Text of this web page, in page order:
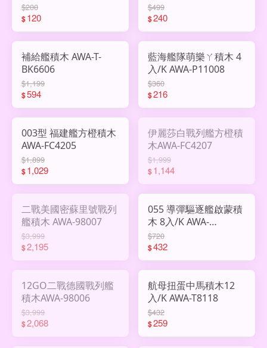
$200
$120
$499
$240
補給艦積木 AWA-T-
BK6606
$1,199
$594
藍海艦隊萌樂ㄚ積木 4
入/K AWA-P11008
$360
$216
003型 福建艦方橙積木
AWA-FC4205
$1,899
$1,029
伊麗莎白戰列艦方橙積
木AWA-FC4207
$1,999
$1,144
二戰美國密蘇里號戰列
艦積木 AWA-98007
$3,999
$2,195
055 導彈驅逐艦啟蒙積
木 8入/K AWA-
QM42211
$720
$432
12GO二戰德國戰列艦
積木AWA-98006
$3,999
$2,068
航母扭蛋中馬積木12
入/K AWA-T8118
$432
$259